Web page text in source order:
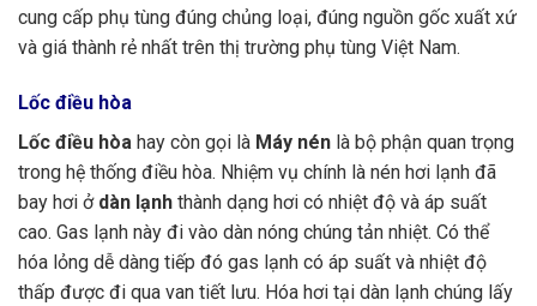
cung cấp phụ tùng đúng chủng loại, đúng nguồn gốc xuất xứ
và giá thành rẻ nhất trên thị trường phụ tùng Việt Nam.
Lốc điều hòa
Lốc điều hòa hay còn gọi là Máy nén là bộ phận quan trọng
trong hệ thống điều hòa. Nhiệm vụ chính là nén hơi lạnh đã
bay hơi ở dàn lạnh thành dạng hơi có nhiệt độ và áp suất
cao. Gas lạnh này đi vào dàn nóng chúng tản nhiệt. Có thể
hóa lỏng dễ dàng tiếp đó gas lạnh có áp suất và nhiệt độ
thấp được đi qua van tiết lưu. Hóa hơi tại dàn lạnh chúng lấy